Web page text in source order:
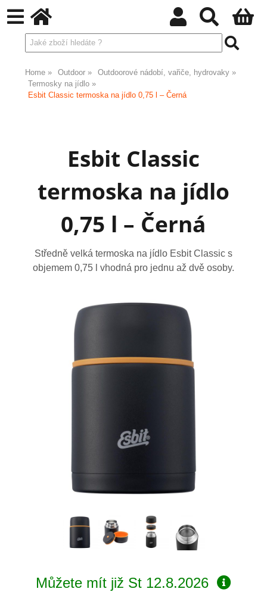
Home Outdoor
Outdoorové nádobí, vařiče, hydrovaky
Termosky na jídlo
Esbit Classic termoska na jídlo 0,75 l – Černá
Esbit Classic
termoska na jídlo
0,75 l – Černá
Středně velká termoska na jídlo Esbit Classic s
objemem 0,75 l vhodná pro jednu až dvě osoby.
Můžete mít již St 12.8.2026